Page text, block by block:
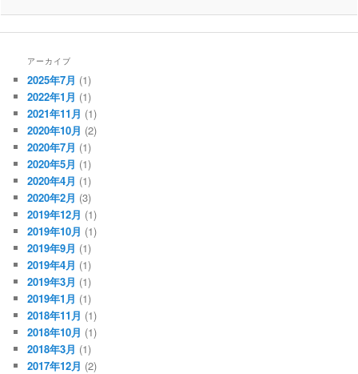
アーカイブ
2025年7月 (1)
2022年1月 (1)
2021年11月 (1)
2020年10月 (2)
2020年7月 (1)
2020年5月 (1)
2020年4月 (1)
2020年2月 (3)
2019年12月 (1)
2019年10月 (1)
2019年9月 (1)
2019年4月 (1)
2019年3月 (1)
2019年1月 (1)
2018年11月 (1)
2018年10月 (1)
2018年3月 (1)
2017年12月 (2)